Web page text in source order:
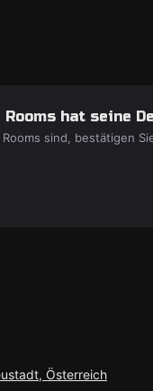
Rooms hat seine
sind, bestätigen
Österreich